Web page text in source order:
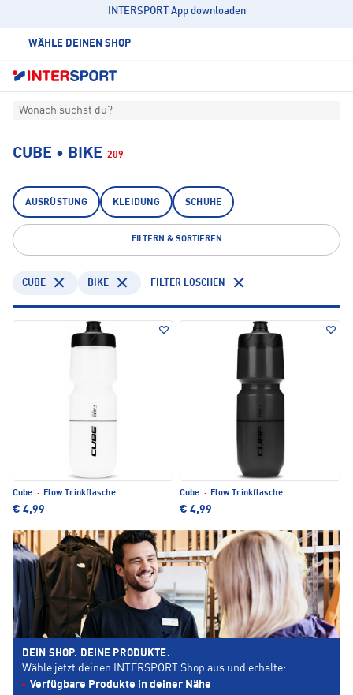
INTERSPORT App downloaden
WÄHLE DEINEN SHOP
Wonach suchst du?
CUBE • BIKE 209
AUSRÜSTUNG KLEIDUNG SCHUHE
FILTERN & SORTIEREN
CUBE BIKE FILTER LÖSCHEN
Cube · Flow Trinkflasche
€ 4,99
Cube · Flow Trinkflasche
€ 4,99
DEIN SHOP. DEINE PRODUKTE.
Wähle jetzt deinen INTERSPORT Shop aus und erhalte:
Verfügbare Produkte in deiner Nähe